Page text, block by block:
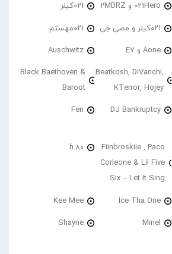
021Hero و 2MDRZ 021کیلر
۰۲۱کیلر و مصی جی ۰۲۱مهستم
Aone و E7 Auschwitz
Beatkosh, DiVanchi,
KTerror, Hojey
Black Baethoven &
Baroot
DJ Bankruptcy
Fen
Fiinbroskiie , Paco
Corleone & Lil Five
Six – Let It Sing
h.80
Ice Tha One
Kee Mee
Minel
Shayne